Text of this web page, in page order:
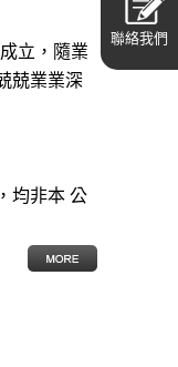
聯絡我們
立，隨業
兢業業深
，均非本 公